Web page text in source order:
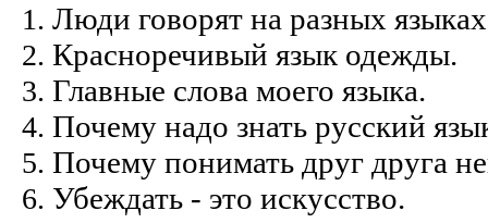
Люди говорят на разных
Красноречивый язык одежды.
Главные слова моего языка.
Почему надо знать русский
Почему понимать друг друга
Убеждать - это искусство.